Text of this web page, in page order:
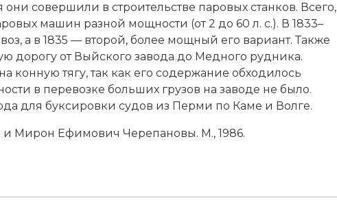
совершили в строительстве паровых станков. Всего,
машин разной мощности (от 2 до 60 л. с.). В 1833–
а в 1835 — второй, более мощный его вариант. Также
дорогу от Выйского завода до Медного рудника.
конную тягу, так как его содержание обходилось
в перевозке больших грузов на заводе не было.
для буксировки судов из Перми по Каме и Волге.
Мирон Ефимович Черепановы. М., 1986.